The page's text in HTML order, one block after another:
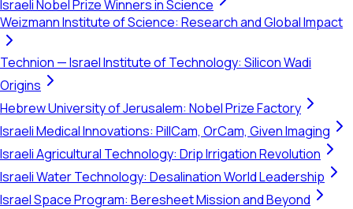
Israeli Nobel Prize Winners in Science
Weizmann Institute of Science: Research and Global Impact
Technion — Israel Institute of Technology: Silicon Wadi
Origins
Hebrew University of Jerusalem: Nobel Prize Factory
Israeli Medical Innovations: PillCam, OrCam, Given Imaging
Israeli Agricultural Technology: Drip Irrigation Revolution
Israeli Water Technology: Desalination World Leadership
Israel Space Program: Beresheet Mission and Beyond